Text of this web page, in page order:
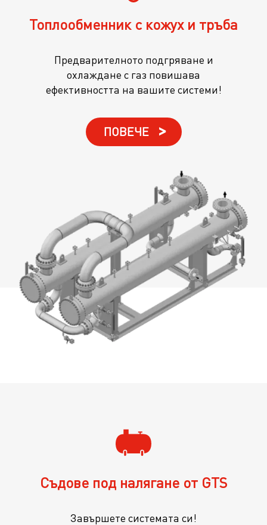
Топлообменник с кожух и тръба
Предварителното подгряване и
охлаждане с газ повишава
ефективността на вашите системи!
ПОВЕЧЕ
Съдове под налягане от GTS
Завършете системата си!